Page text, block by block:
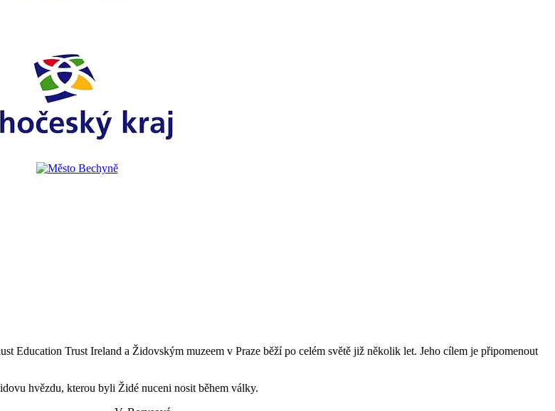
Trust Ireland a Židovským muzeem v Praze běží po celém světě již několik let. Jeho cílem je připomenout
hvězdu, kterou byli Židé nuceni nosit během války.